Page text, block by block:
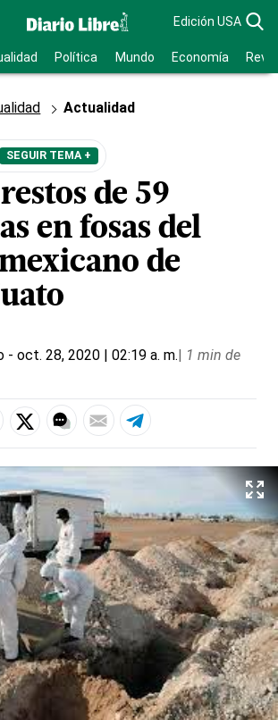
Edición USA
Política Mundo Economía
Actualidad
SEGUIR TEMA +
de 59
en fosas del
de
- oct. 28, 2020 | 02:19 a. m.| 1 min de